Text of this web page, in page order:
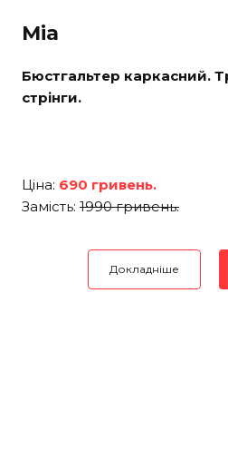
Mia
Бюстгальтер каркасний.
стрінги.
Ціна: 690 гривень.
Замість: 1990 гривень.
Докладніше